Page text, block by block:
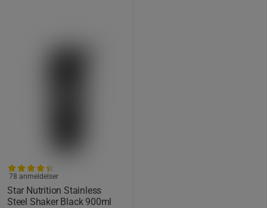
Star Nutrition Stainless
Steel Shaker Black 900ml
78 anmeldelser